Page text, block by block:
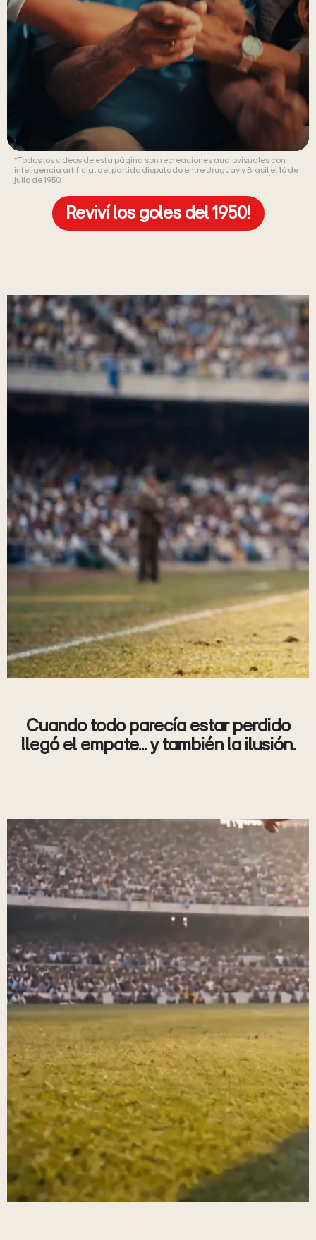
*Todos los videos de esta página son recreaciones audiovisuales con
inteligencia artificial del partido disputado entre Uruguay y Brasil el 16 de
julio de 1950.
Reviví los goles del 1950!
Cuando todo parecía estar perdido
llegó el empate... y también la ilusión.